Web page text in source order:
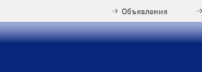
Объявления